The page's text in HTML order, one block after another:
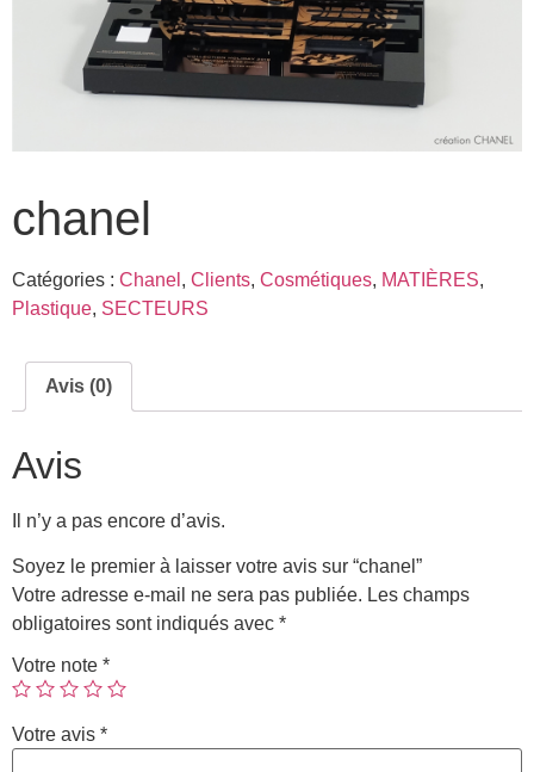
chanel
Catégories : Chanel , Clients, Cosmétiques, MATIÈRES,
Plastique, SECTEURS
Avis (0)
Avis
Il n’y a pas encore d’avis.
Soyez le premier à laisser votre avis sur “chanel”
Votre adresse e-mail ne sera pas publiée. Les champs
obligatoires sont indiqués avec *
Votre note *
Votre avis *